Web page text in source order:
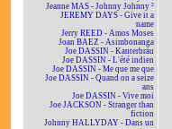
Jeanne MAS - Johnny Johnny ²
JEREMY DAYS - Give it a
name
Jerry REED - Amos Moses
Joan BAEZ - Asimbonanga
Joe DASSIN - Kanterbräu
Joe DASSIN - L'été indien
Joe DASSIN - Me que me que
Joe DASSIN - Quand on a seize
ans
Joe DASSIN - Vive moi
Joe JACKSON - Stranger than
fiction
Johnny HALLYDAY - Dans un